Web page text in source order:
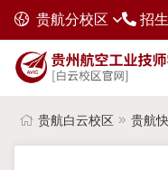
贵航分校区 招
贵航白云校区 贵航